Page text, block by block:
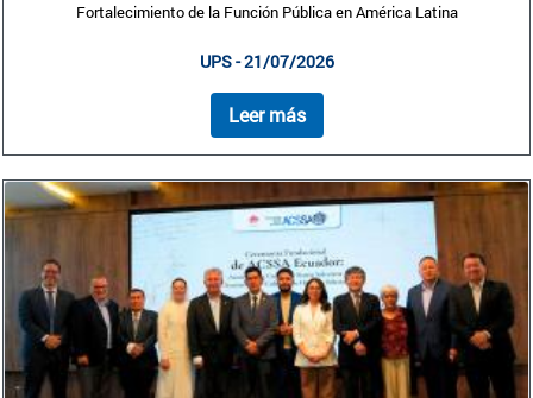
Fortalecimiento de la Función Pública en América Latina
UPS - 21/07/2026
Leer más